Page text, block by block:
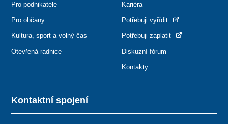
Kontaktní spojení
Pro podnikatele
Pro občany
Kultura, sport a volný čas
Otevřená radnice
Kariéra
Potřebuji vyřídit
Potřebuji zaplatit
Diskuzní fórum
Kontakty